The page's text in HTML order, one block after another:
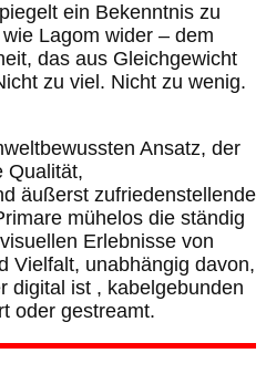
ein Bekenntnis zu
Lagom wider – dem
das aus Gleichgewicht
zu viel. Nicht zu wenig.
Ansatz, der
Qualität,
äußerst zufriedenstellende
mühelos die ständig
Erlebnisse von
Vielfalt, unabhängig davon,
digital ist , kabelgebunden
oder gestreamt.